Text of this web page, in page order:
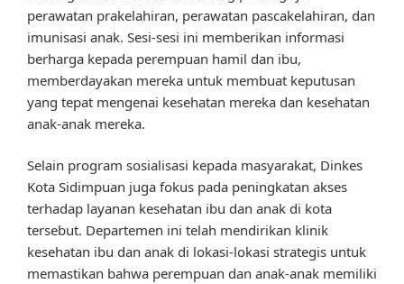
perawatan prakelahiran, perawatan pascakelahiran, dan
imunisasi anak. Sesi-sesi ini memberikan informasi
berharga kepada perempuan hamil dan ibu,
memberdayakan mereka untuk membuat keputusan
yang tepat mengenai kesehatan mereka dan kesehatan
anak-anak mereka.
Selain program sosialisasi kepada masyarakat, Dinkes
Kota Sidimpuan juga fokus pada peningkatan akses
terhadap layanan kesehatan ibu dan anak di kota
tersebut. Departemen ini telah mendirikan klinik
kesehatan ibu dan anak di lokasi-lokasi strategis untuk
memastikan bahwa perempuan dan anak-anak memiliki